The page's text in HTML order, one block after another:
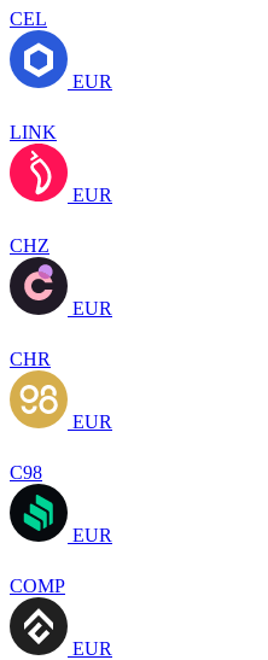
CEL
EUR
LINK
EUR
CHZ
EUR
CHR
EUR
C98
EUR
COMP
EUR